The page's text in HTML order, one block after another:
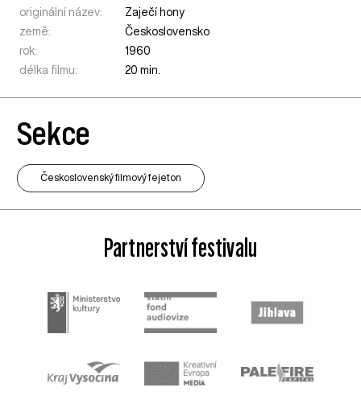
originální název:
Zaječí hony
země:
Československo
rok:
1960
délka filmu:
20 min.
Sekce
Československý filmový fejeton
Partnerství festivalu